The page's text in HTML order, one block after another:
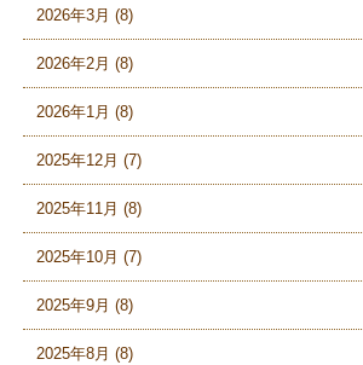
2026年3月 (8)
2026年2月 (8)
2026年1月 (8)
2025年12月 (7)
2025年11月 (8)
2025年10月 (7)
2025年9月 (8)
2025年8月 (8)